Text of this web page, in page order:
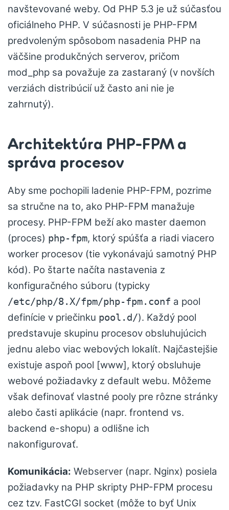
navštevované weby. Od PHP 5.3 je už súčasťou
oficiálneho PHP. V súčasnosti je PHP-FPM
predvoleným spôsobom nasadenia PHP na
väčšine produkčných serverov, pričom
mod_php sa považuje za zastaraný (v novších
verziách distribúcií už často ani nie je
zahrnutý).
Architektúra PHP-FPM a
správa procesov
Aby sme pochopili ladenie PHP-FPM, pozrime
sa stručne na to, ako PHP-FPM manažuje
procesy. PHP-FPM beží ako master daemon
(proces) php-fpm, ktorý spúšťa a riadi viacero
worker procesov (tie vykonávajú samotný PHP
kód). Po štarte načíta nastavenia z
konfiguračného súboru (typicky
/etc/php/8.X/fpm/php-fpm.conf a pool
definície v priečinku pool.d/). Každý pool
predstavuje skupinu procesov obsluhujúcich
jednu alebo viac webových lokalít. Najčastejšie
existuje aspoň pool [www], ktorý obsluhuje
webové požiadavky z default webu. Môžeme
však definovať vlastné pooly pre rôzne stránky
alebo časti aplikácie (napr. frontend vs.
backend e-shopu) a odlišne ich
nakonfigurovať.
Komunikácia: Webserver (napr. Nginx) posiela
požiadavky na PHP skripty PHP-FPM procesu
cez tzv. FastCGI socket (môže to byť Unix